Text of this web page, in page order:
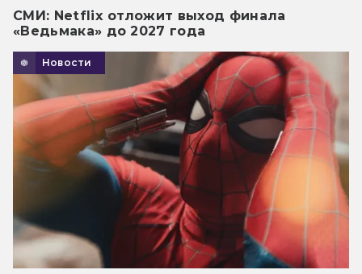
СМИ: Netflix отложит выход финала
«Ведьмака» до 2027 года
Новости